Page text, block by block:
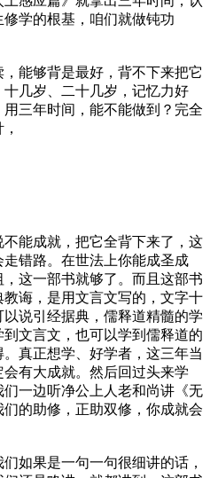
学的根基，咱们就做钝功
能够背是最好，背不下来把它
几岁、二十几岁，记忆力好
三年时间，能不能做到？完全
能成就，把它全背下来了，这
错路。在世法上你能成圣成
这一部书就够了。而且这部书
诲，是用文言文写的，文字十
说引经据典，儒释道精髓的学
文言文，也可以学到儒释道的
真正想学、好学者，这三年当
有大成就。然后回过头来学
们一边听净公上人老和尚讲《无
的助修，正助双修，你成就会
果是一句一句很细讲的话，